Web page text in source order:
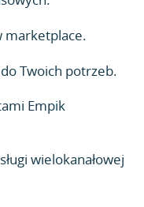
marketplace.
Twoich potrzeb.
Empik
wielokanałowej